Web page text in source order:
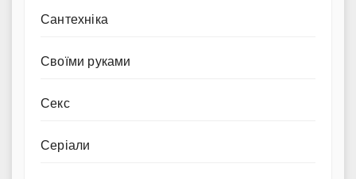
Сантехніка
Своїми руками
Секс
Серіали